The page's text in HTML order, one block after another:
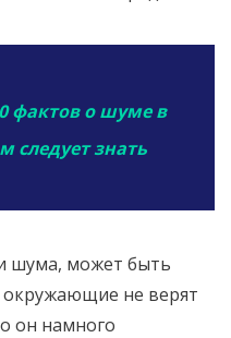
фактов о шуме в
следует знать
шума, может быть
окружающие не верят
он намного